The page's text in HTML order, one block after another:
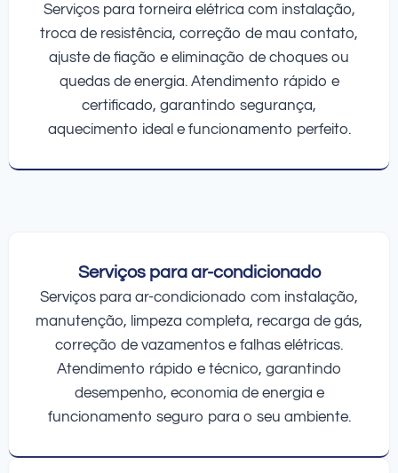
Serviços para torneira elétrica com instalação,
troca de resistência, correção de mau contato,
ajuste de fiação e eliminação de choques ou
quedas de energia. Atendimento rápido e
certificado, garantindo segurança,
aquecimento ideal e funcionamento perfeito.
Serviços para ar-condicionado
Serviços para ar-condicionado com instalação,
manutenção, limpeza completa, recarga de gás,
correção de vazamentos e falhas elétricas.
Atendimento rápido e técnico, garantindo
desempenho, economia de energia e
funcionamento seguro para o seu ambiente.